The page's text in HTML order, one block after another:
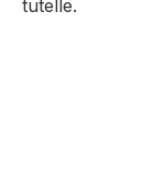
tutelle.